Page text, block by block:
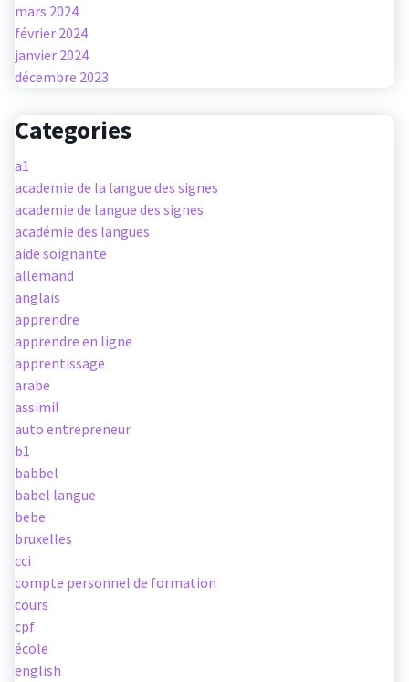
mars 2024
février 2024
janvier 2024
décembre 2023
Categories
a1
academie de la langue des signes
academie de langue des signes
académie des langues
aide soignante
allemand
anglais
apprendre
apprendre en ligne
apprentissage
arabe
assimil
auto entrepreneur
b1
babbel
babel langue
bebe
bruxelles
cci
compte personnel de formation
cours
cpf
école
english